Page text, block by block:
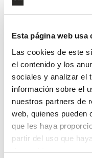
Esta página web usa
Las cookies de este
el contenido y los
sociales y analizar el
información sobre el
nuestros partners de
web, quienes pueden
que les haya
partir del uso que
¿Has olvidado tu